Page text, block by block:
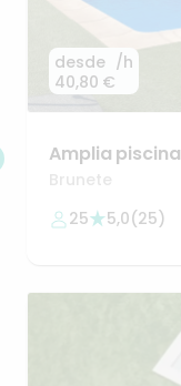
desde
40,80 €
/h
Amplia piscina
reuniones
Brunete
25
5,0(25)